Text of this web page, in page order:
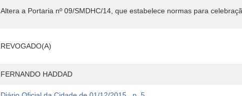
Altera a Portaria nº 09/SMDHC/14, que estabelece normas para
REVOGADO(A)
FERNANDO HADDAD